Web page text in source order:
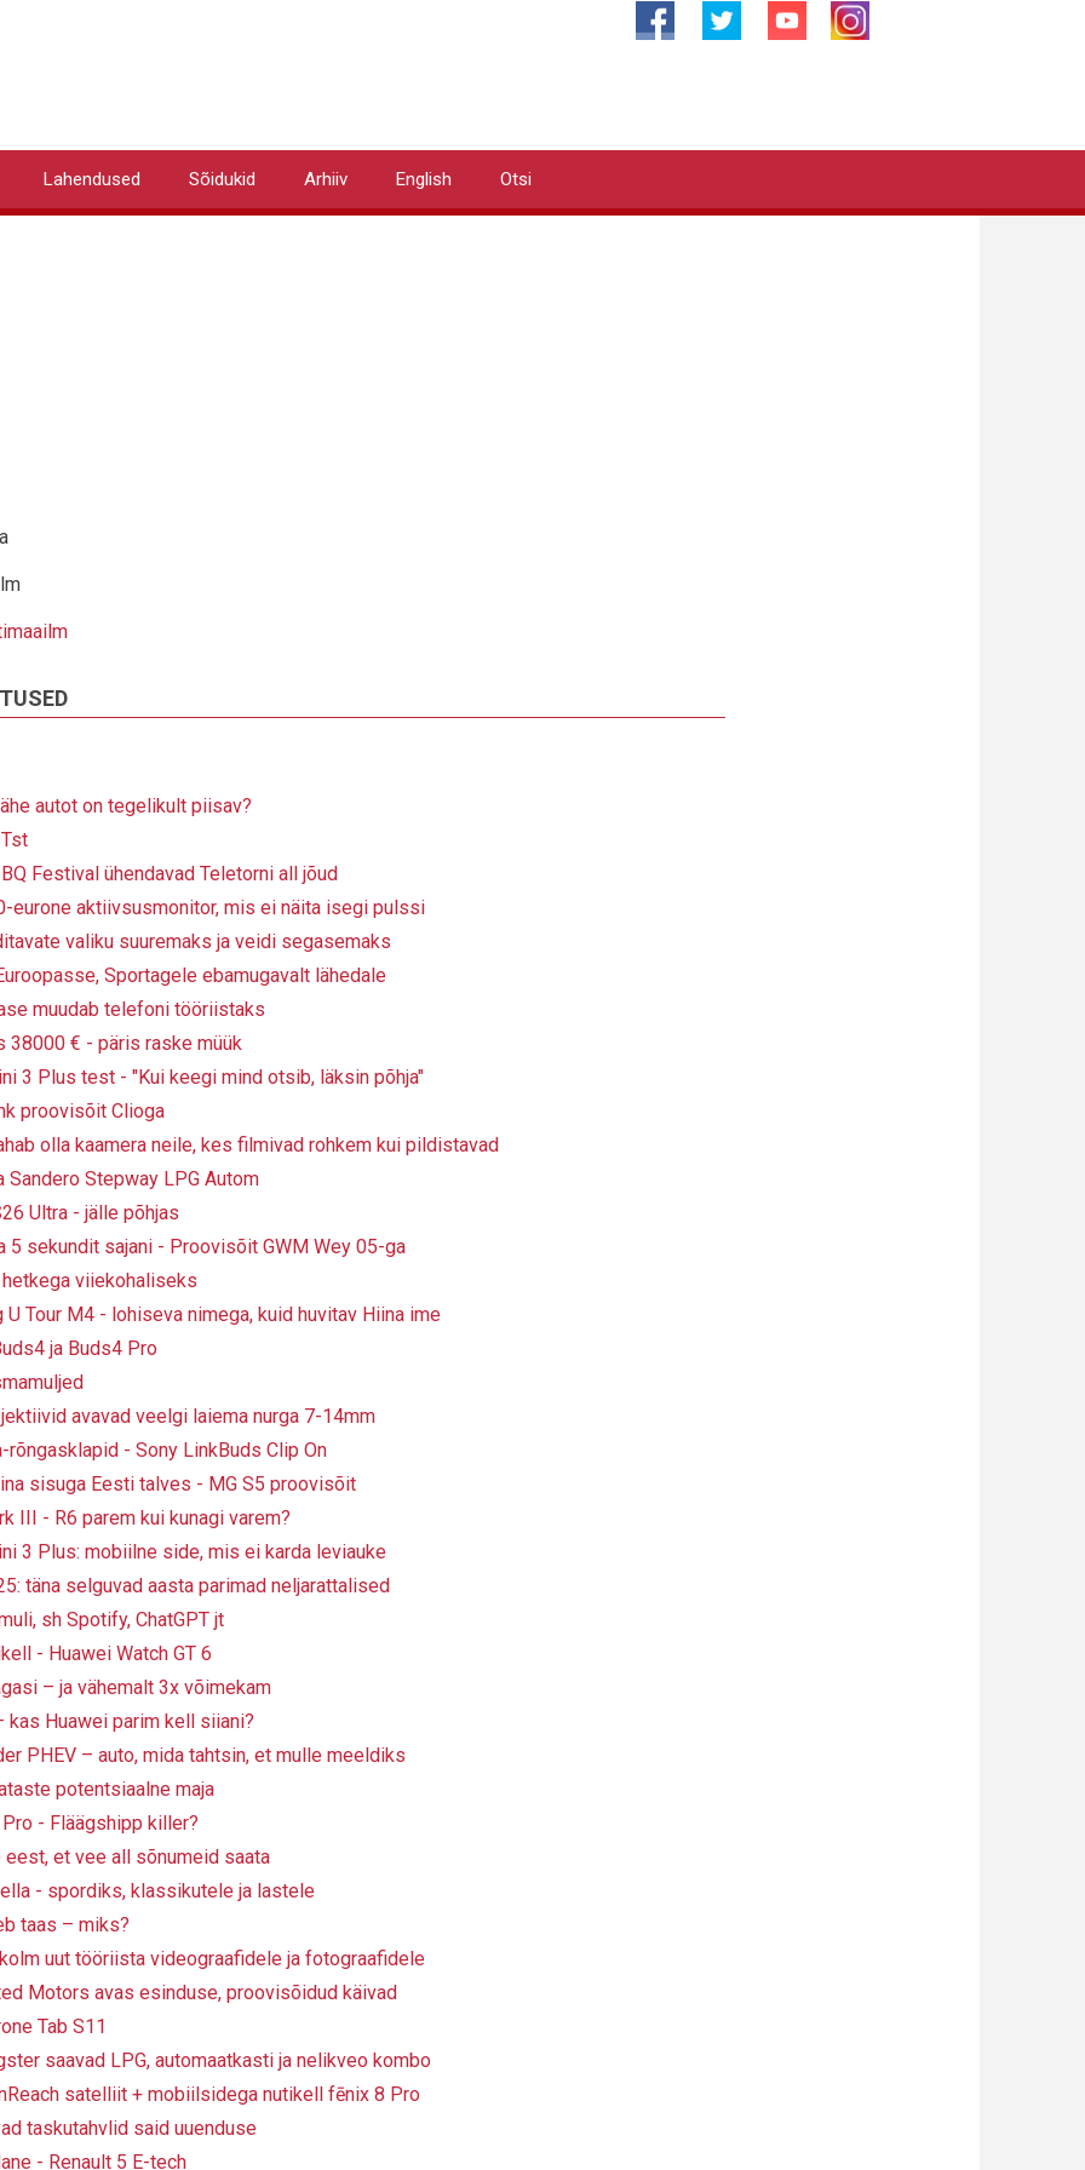
Lahendused Sõidukid Arhiiv English Otsi
autot on tegelikult piisav?
Festival ühendavad Teletorni all jõud
eurone aktiivsusmonitor, mis ei näita isegi pulssi
valiku suuremaks ja veidi segasemaks
Sportagele ebamugavalt lähedale
muudab telefoni tööriistaks
38000 € - päris raske müük
3 Plus test - "Kui keegi mind otsib, läksin põhja"
proovisõit Clioga
olla kaamera neile, kes filmivad rohkem kui pildistavad
Sandero Stepway LPG Autom
Ultra - jälle põhjas
5 sekundit sajani - Proovisõit GWM Wey 05-ga
viiekohaliseks
Tour M4 - lohiseva nimega, kuid huvitav Hiina ime
ja Buds4 Pro
avavad veelgi laiema nurga 7-14mm
rõngasklapid - Sony LinkBuds Clip On
sisuga Eesti talves - MG S5 proovisõit
III - R6 parem kui kunagi varem?
3 Plus: mobiilne side, mis ei karda leviauke
täna selguvad aasta parimad neljarattalised
sh Spotify, ChatGPT jt
- Huawei Watch GT 6
– ja vähemalt 3x võimekam
kas Huawei parim kell siiani?
PHEV – auto, mida tahtsin, et mulle meeldiks
potentsiaalne maja
- Fläägshipp killer?
et vee all sõnumeid saata
- spordiks, klassikutele ja lastele
taas – miks?
uut tööriista videograafidele ja fotograafidele
Motors avas esinduse, proovisõidud käivad
Tab S11
saavad LPG, automaatkasti ja nelikveo kombo
satelliit + mobiilsidega nutikell fēnix 8 Pro
taskutahvlid said uuenduse
- Renault 5 E-tech